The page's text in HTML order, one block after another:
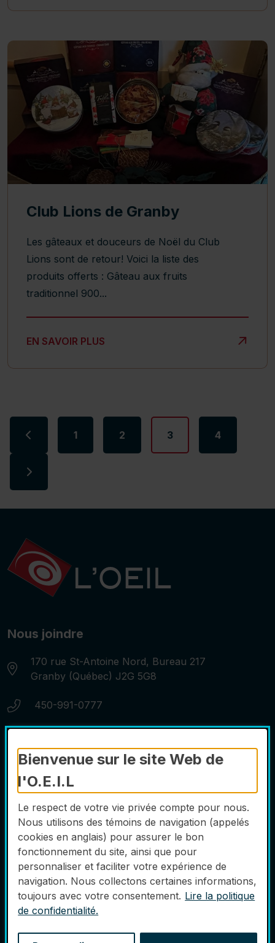
Bienvenue sur le site Web de
l'O.E.I.L
Le respect de votre vie privée compte pour nous.
Nous utilisons des témoins de navigation (appelés
cookies en anglais) pour assurer le bon
fonctionnement du site, ainsi que pour
personnaliser et faciliter votre expérience de
navigation. Nous collectons certaines informations,
toujours avec votre consentement. Lire la politique
de confidentialité.
Club Lions de Granby
Les gâteaux et douceurs de Noël du Club
Lions sont de retour! Voici la liste des
produits offerts : Gâteau aux fruits
traditionnel 900...
EN SAVOIR PLUS
CLUB LIONS DE GRANBY
Page précédente
Page
1 Page
2 Page
3 Page
4
Page suivante
Nous joindre
Adresse:
170 rue St-Antoine Nord, Bureau 217
Granby (Québec) J2G 5G8
Numéro de téléphone:
450-991-0777
Liens utiles
Nous joindre
Liens utiles
Politique de confidentialité
Accessibilité
Plan du site